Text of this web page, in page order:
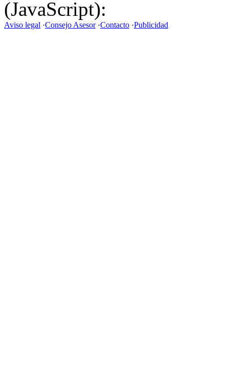
(JavaScript):
Aviso legal ·Consejo Asesor·Contacto ·Publicidad